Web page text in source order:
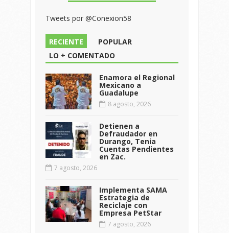
Tweets por @Conexion58
RECIENTE
POPULAR
LO + COMENTADO
Enamora el Regional
Mexicano a
Guadalupe
8 agosto, 2026
Detienen a
Defraudador en
Durango, Tenia
Cuentas Pendientes
en Zac.
7 agosto, 2026
Implementa SAMA
Estrategia de
Reciclaje con
Empresa PetStar
7 agosto, 2026